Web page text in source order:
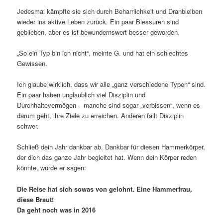
Jedesmal kämpfte sie sich durch Beharrlichkeit und Dranbleiben
wieder ins aktive Leben zurück. Ein paar Blessuren sind
geblieben, aber es ist bewundernswert besser geworden.
„So ein Typ bin ich nicht“, meinte G. und hat ein schlechtes
Gewissen.
Ich glaube wirklich, dass wir alle „ganz verschiedene Typen“ sind.
Ein paar haben unglaublich viel Disziplin und
Durchhaltevermögen – manche sind sogar „verbissen“, wenn es
darum geht, ihre Ziele zu erreichen. Anderen fällt Disziplin
schwer.
Schließ dein Jahr dankbar ab. Dankbar für diesen Hammerkörper,
der dich das ganze Jahr begleitet hat. Wenn dein Körper reden
könnte, würde er sagen:
Die Reise hat sich sowas von gelohnt. Eine Hammerfrau,
diese Braut!
Da geht noch was in 2016